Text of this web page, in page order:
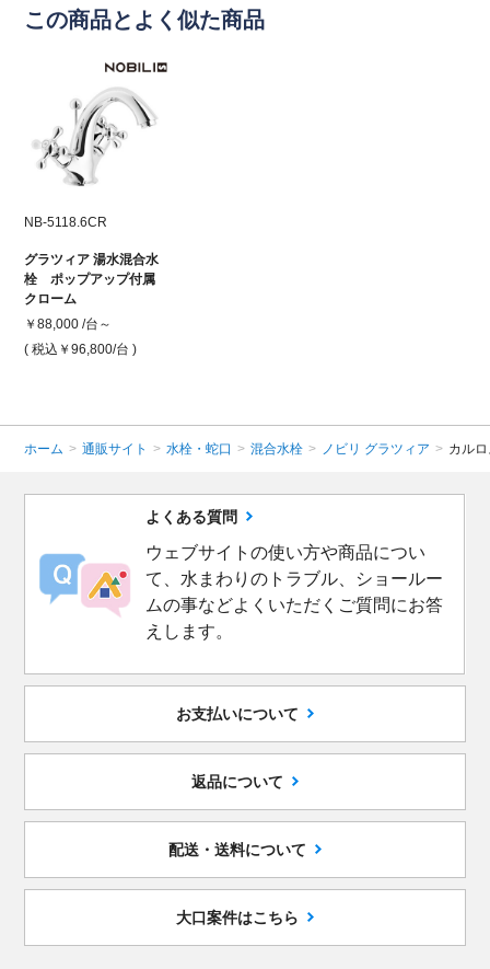
この商品とよく似た商品
NB-5118.6CR
グラツィア 湯水混合水
栓 ポップアップ付属
クローム
￥88,000 /台～
( 税込￥96,800/台 )
ホーム > 通販サイト > 水栓・蛇口 > 混合水栓 > ノビリ グラツィア > カル
よくある質問
ウェブサイトの使い方や商品につい
て、水まわりのトラブル、ショールー
ムの事などよくいただくご質問にお答
えします。
お支払いについて
返品について
配送・送料について
大口案件はこちら